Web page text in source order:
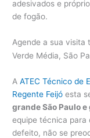
adesivados e
de fogão.
Agende a sua visita
Verde Média, São
AATEC Técnico de
Regente Feijó esta
grande São Paulo
equipe técnica para
defeito, não se